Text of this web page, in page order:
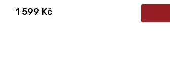
1 599 Kč